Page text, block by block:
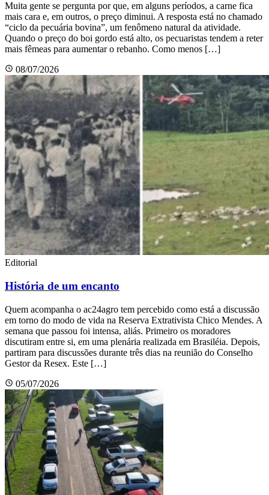
Muita gente se pergunta por que, em alguns períodos, a carne fica
mais cara e, em outros, o preço diminui. A resposta está no chamado
“ciclo da pecuária bovina”, um fenômeno natural da atividade.
Quando o preço do boi gordo está alto, os pecuaristas tendem a reter
mais fêmeas para aumentar o rebanho. Como menos […]
08/07/2026
Editorial
História de um encanto
Quem acompanha o ac24agro tem percebido como está a discussão
em torno do modo de vida na Reserva Extrativista Chico Mendes. A
semana que passou foi intensa, aliás. Primeiro os moradores
discutiram entre si, em uma plenária realizada em Brasiléia. Depois,
partiram para discussões durante três dias na reunião do Conselho
Gestor da Resex. Este […]
05/07/2026